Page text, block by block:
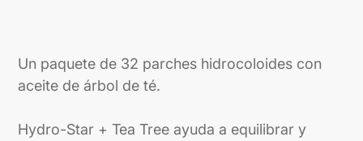
producto
tu
Un paquete de 32 parches hidrocoloides con
aceite de árbol de té.
Hydro-Star + Tea Tree ayuda a equilibrar y